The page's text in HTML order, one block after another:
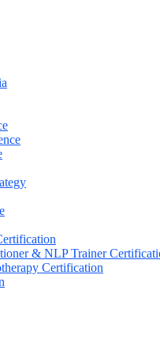
& NLP Trainer
Certification